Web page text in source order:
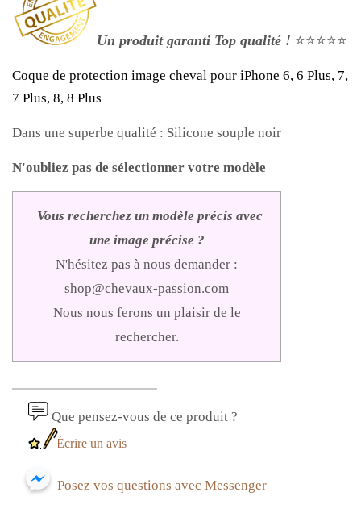
Un produit garanti Top qualité ! ⭐⭐⭐⭐⭐
Coque de protection image cheval pour iPhone 6, 6 Plus, 7,
7 Plus, 8, 8 Plus
Dans une superbe qualité : Silicone souple noir
N'oubliez pas de sélectionner votre modèle
Vous recherchez un modèle précis avec
une image précise ?
N'hésitez pas à nous demander :
shop@chevaux-passion.com
Nous nous ferons un plaisir de le
rechercher.
Que pensez-vous de ce produit ?
Écrire un avis
Posez vos questions avec Messenger